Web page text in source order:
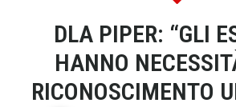
DLA PIPER: “GLI
HANNO
RICONOSCIMENTO